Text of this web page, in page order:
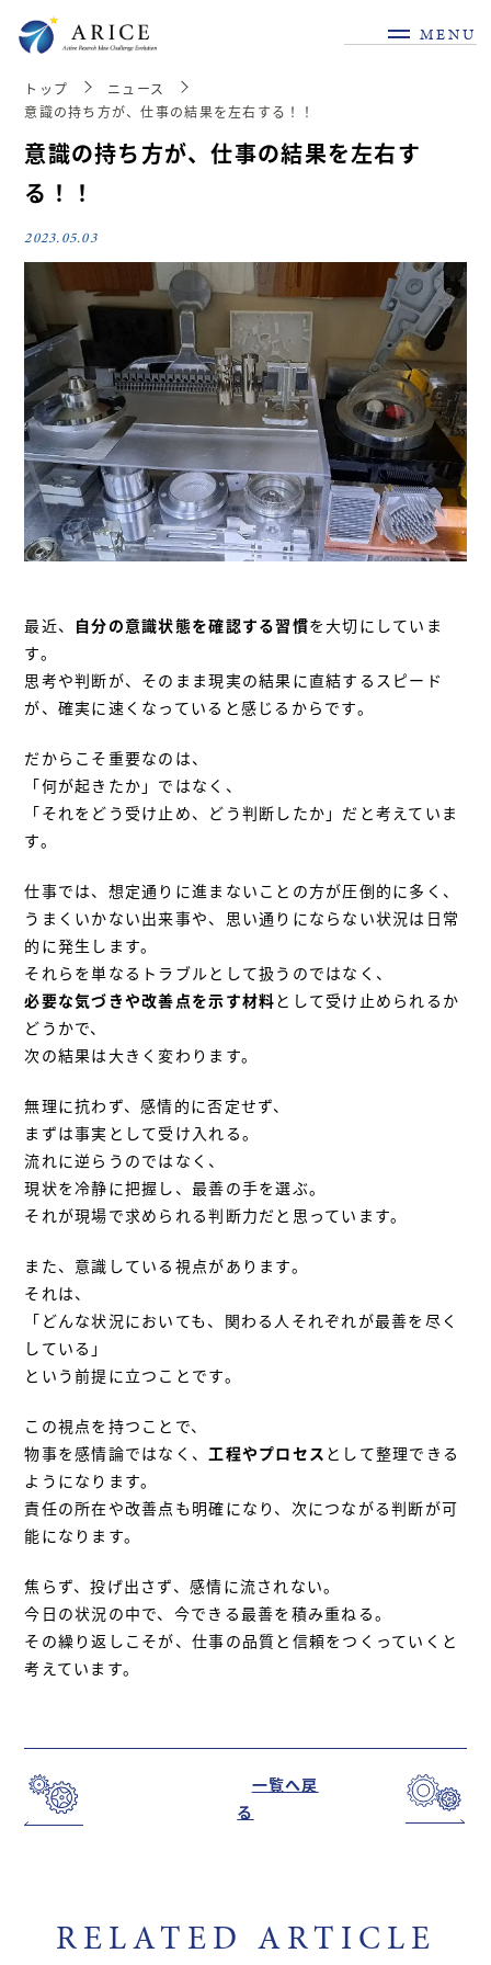
MENU
トップ
ニュース
意識の持ち方が、仕事の結果を左右する！！
意識の持ち方が、仕事の結果を左右す
る！！
2023.05.03
最近、 自分の意識状態を確認する習慣を大切にしていま
す。
思考や判断が、そのまま現実の結果に直結するスピード
が、確実に速くなっていると感じるからです。
だからこそ重要なのは、
「何が起きたか」ではなく、
「それをどう受け止め、どう判断したか」だと考えていま
す。
仕事では、想定通りに進まないことの方が圧倒的に多く、
うまくいかない出来事や、思い通りにならない状況は日常
的に発生します。
それらを単なるトラブルとして扱うのではなく、
必要な気づきや改善点を示す材料として受け止められるか
どうかで、
次の結果は大きく変わります。
無理に抗わず、感情的に否定せず、
まずは事実として受け入れる。
流れに逆らうのではなく、
現状を冷静に把握し、最善の手を選ぶ。
それが現場で求められる判断力だと思っています。
また、意識している視点があります。
それは、
「どんな状況においても、関わる人それぞれが最善を尽く
している」
という前提に立つことです。
この視点を持つことで、
物事を感情論ではなく、 工程やプロセス として整理できる
ようになります。
責任の所在や改善点も明確になり、次につながる判断が可
能になります。
焦らず、投げ出さず、感情に流されない。
今日の状況の中で、今できる最善を積み重ねる。
その繰り返しこそが、仕事の品質と信頼をつくっていくと
考えています。
一覧へ戻
る
RELATED ARTICLE